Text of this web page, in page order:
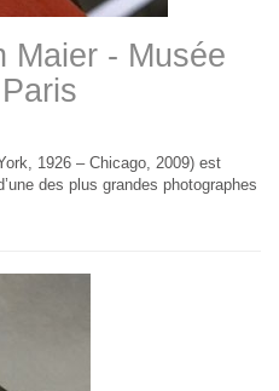
Maier - Musée
1926 – Chicago, 2009) est
des plus grandes photographes